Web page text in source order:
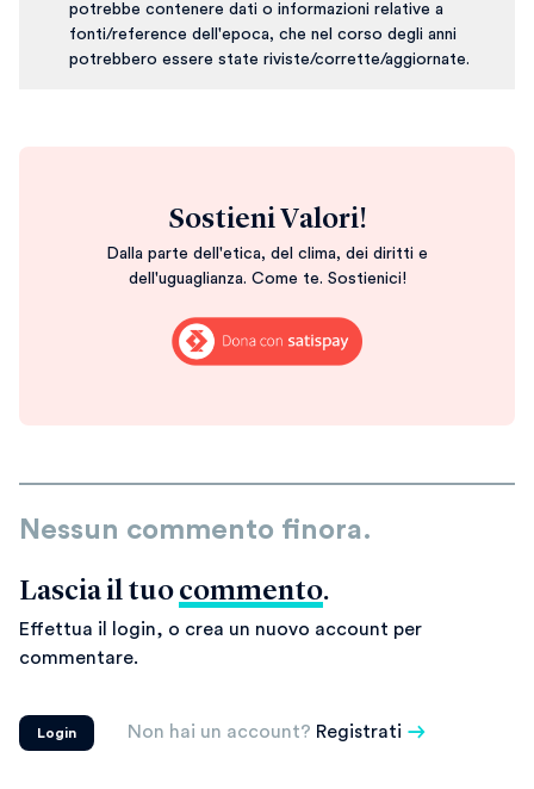
potrebbe contenere dati o informazioni relative a
fonti/reference dell'epoca, che nel corso degli anni
potrebbero essere state riviste/corrette/aggiornate.
Sostieni Valori!
Dalla parte dell'etica, del clima, dei diritti e
dell'uguaglianza. Come te. Sostienici!
Nessun commento finora.
Lascia il tuo commento.
Effettua il login, o crea un nuovo account per
commentare.
Login Non hai un account? Registrati